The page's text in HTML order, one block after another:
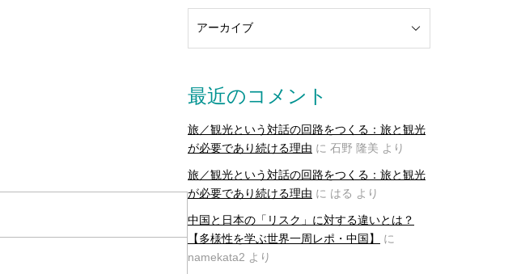
最近のコメント
旅／観光という対話の回路をつくる：旅と観光
が必要であり続ける理由 に 石野 隆美 より
旅／観光という対話の回路をつくる：旅と観光
が必要であり続ける理由 に はる より
中国と日本の「リスク」に対する違いとは？
【多様性を学ぶ世界一周レポ・中国】
に
namekata2 より